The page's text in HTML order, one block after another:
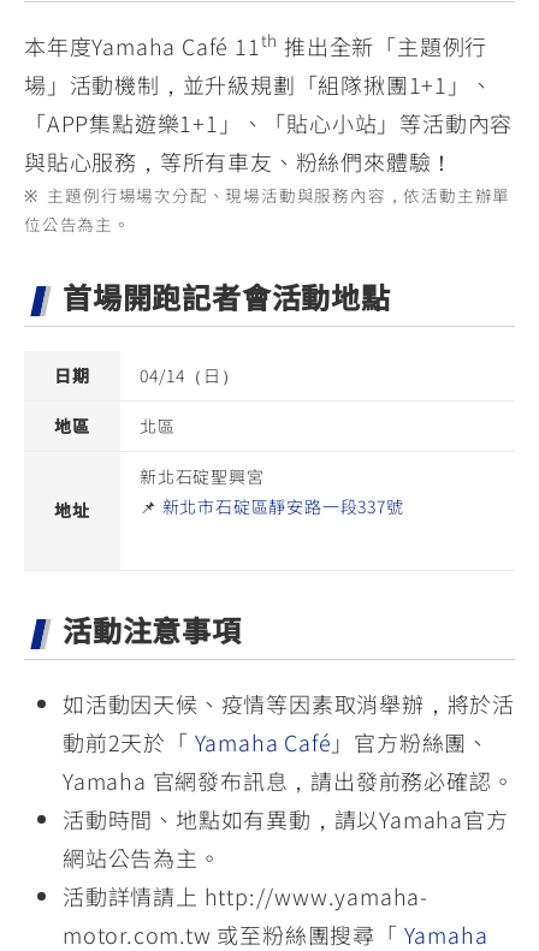
本年度Yamaha Café 11 th 推出全新「主題例行
場」活動機制，並升級規劃「組隊揪團1+1」、
「APP集點遊樂1+1」、「貼心小站」等活動內容
與貼心服務，等所有車友、粉絲們來體驗！
※ 主題例行場場次分配、現場活動與服務內容，依活動主辦單
位公告為主。
首場開跑記者會活動地點
日期 04/14（日）
地區 北區
地址
新北石碇聖興宮
📌 新北市石碇區靜安路一段337號
活動注意事項
如活動因天候、疫情等因素取消舉辦，將於活
動前2天於「 Yamaha Café 」官方粉絲團、
Yamaha 官網發布訊息，請出發前務必確認。
活動時間、地點如有異動，請以Yamaha官方
網站公告為主。
活動詳情請上 http://www.yamaha-
motor.com.tw 或至粉絲團搜尋「 Yamaha